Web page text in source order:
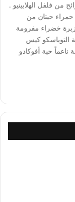
من فلفل الهلابينيو .
حمراء حبتان من
خضراء مفرومة
التوباسكو كيس
حبة أفوكادو